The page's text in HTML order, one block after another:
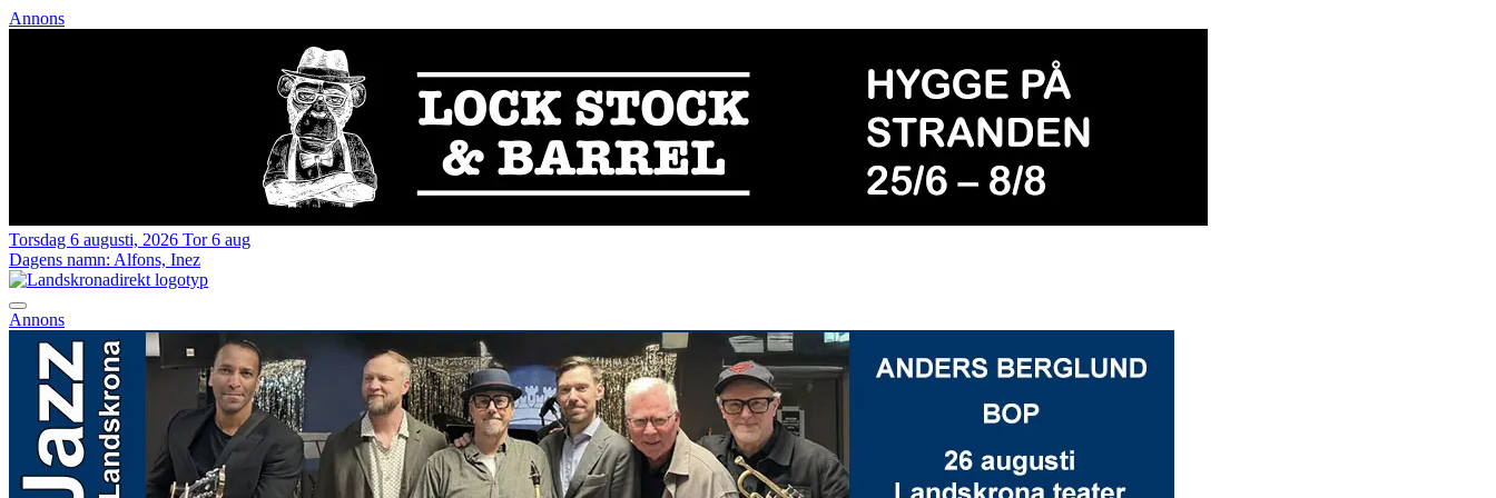
Annons
Torsdag 6 augusti, 2026 Tor 6 aug
Dagens namn: Alfons, Inez
Annons